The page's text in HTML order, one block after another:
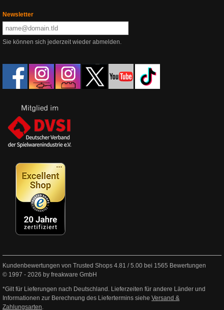
Newsletter
Sie können sich jederzeit wieder abmelden.
Kundenbewertungen von Trusted Shops 4.81 /5.00 bei 1565 Bewertungen
© 1997 - 2026 by freakware GmbH
*Gilt für Lieferungen nach Deutschland. Lieferzeiten für andere Länder und
Informationen zur Berechnung des Liefertermins siehe Versand &
Zahlungsarten.